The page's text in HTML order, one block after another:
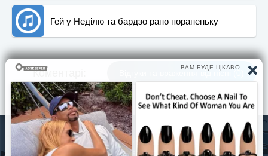
Гей у Неділю та бардзо рано пораненьку
Коментарi: Вiдгуки та враження вiд пiснi (0)
© Pisni.Club 2020 - 2026 З будь-яких питань звертайтесь на
поштуyour.feedback.tpl@gmail.com